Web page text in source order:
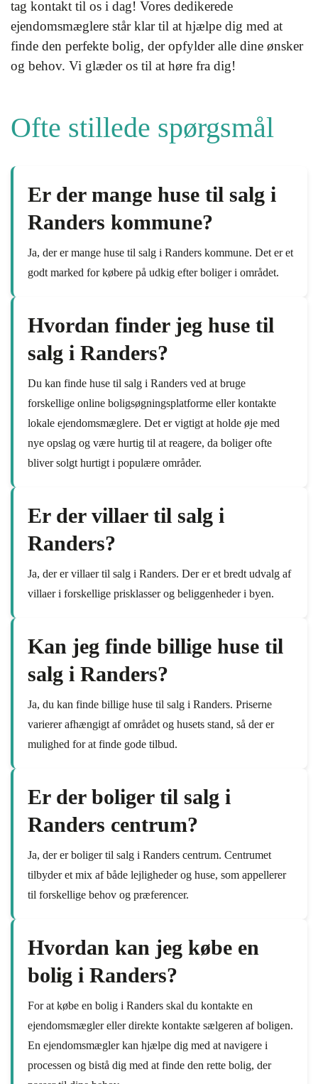
tag kontakt til os i dag! Vores dedikerede
ejendomsmæglere står klar til at hjælpe dig med at
finde den perfekte bolig, der opfylder alle dine ønsker
og behov. Vi glæder os til at høre fra dig!
Ofte stillede spørgsmål
Er der mange huse til salg i
Randers kommune?
Ja, der er mange huse til salg i Randers kommune. Det er et
godt marked for købere på udkig efter boliger i området.
Hvordan finder jeg huse til
salg i Randers?
Du kan finde huse til salg i Randers ved at bruge
forskellige online boligsøgningsplatforme eller kontakte
lokale ejendomsmæglere. Det er vigtigt at holde øje med
nye opslag og være hurtig til at reagere, da boliger ofte
bliver solgt hurtigt i populære områder.
Er der villaer til salg i
Randers?
Ja, der er villaer til salg i Randers. Der er et bredt udvalg af
villaer i forskellige prisklasser og beliggenheder i byen.
Kan jeg finde billige huse til
salg i Randers?
Ja, du kan finde billige huse til salg i Randers. Priserne
varierer afhængigt af området og husets stand, så der er
mulighed for at finde gode tilbud.
Er der boliger til salg i
Randers centrum?
Ja, der er boliger til salg i Randers centrum. Centrumet
tilbyder et mix af både lejligheder og huse, som appellerer
til forskellige behov og præferencer.
Hvordan kan jeg købe en
bolig i Randers?
For at købe en bolig i Randers skal du kontakte en
ejendomsmægler eller direkte kontakte sælgeren af boligen.
En ejendomsmægler kan hjælpe dig med at navigere i
processen og bistå dig med at finde den rette bolig, der